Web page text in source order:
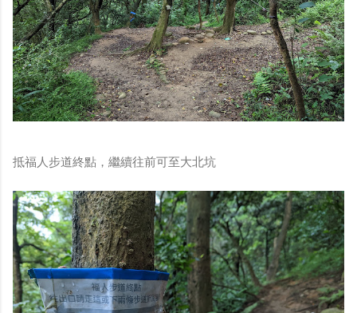
抵福人步道終點，繼續往前可至大北坑